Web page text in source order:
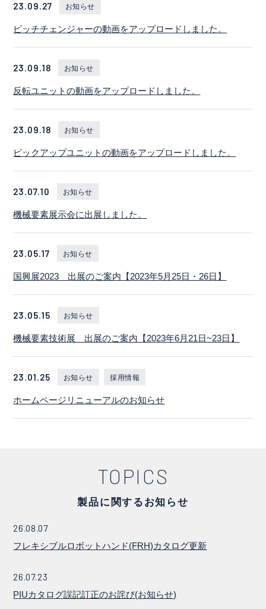
23.09.27 お知らせ
ピッチチェンジャーの動画をアップロードしました。
23.09.18 お知らせ
反転ユニットの動画をアップロードしました。
23.09.18 お知らせ
ピックアップユニットの動画をアップロードしました。
23.07.10 お知らせ
機械要素展示会に出展しました。
23.05.17 お知らせ
国興展2023 出展のご案内【2023年5月25日・26日】
23.05.15 お知らせ
機械要素技術展 出展のご案内【2023年6月21日~23日】
23.01.25 お知らせ 採用情報
ホームページリニューアルのお知らせ
TOPICS
製品に関する お知らせ
26.08.07
フレキシブルロボットハンド(FRH)カタログ更新
26.07.23
PIUカタログ誤記訂正のお詫び(お知らせ)